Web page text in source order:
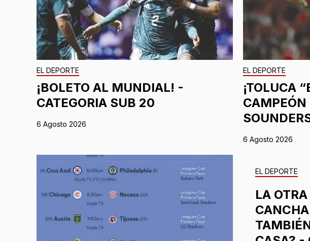
EL DEPORTE
¡BOLETO AL MUNDIAL! -
CATEGORIA SUB 20
6 Agosto 2026
EL DEPORTE
¡TOLUCA
CAMPEÓN
6 Agosto 2026
EL DEPORTE
LA